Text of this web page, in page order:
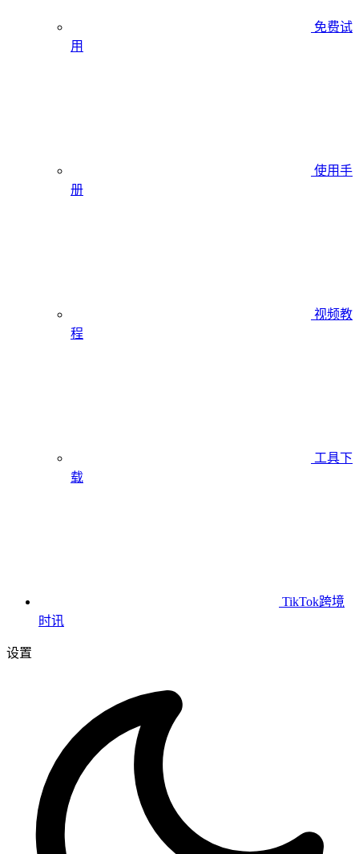
免费试
用
使用手
册
视频教
程
工具下
载
TikTok跨境
时讯
设置